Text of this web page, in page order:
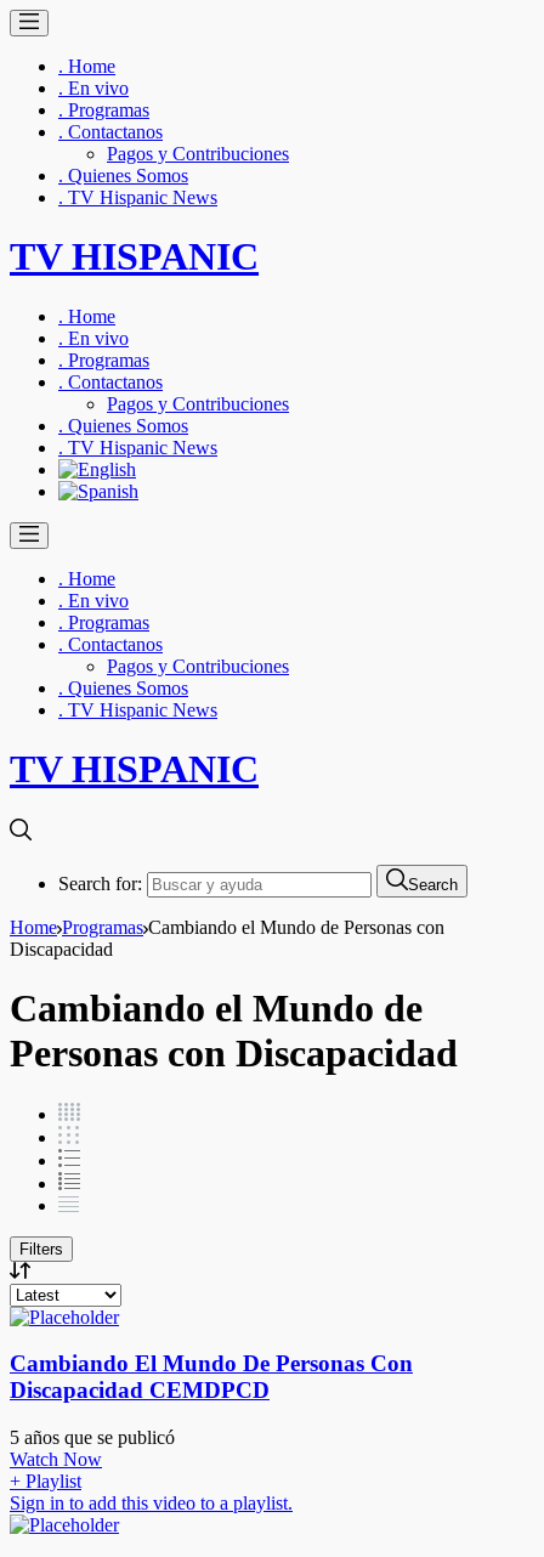
. Home
. En vivo
. Programas
. Contactanos
Pagos y Contribuciones
. Quienes Somos
. TV Hispanic News
TV HISPANIC
. Home
. En vivo
. Programas
. Contactanos
Pagos y Contribuciones
. Quienes Somos
. TV Hispanic News
. Home
. En vivo
. Programas
. Contactanos
Pagos y Contribuciones
. Quienes Somos
. TV Hispanic News
TV HISPANIC
Search for: Search
Home Programas Cambiando el Mundo de Personas con
Discapacidad
Cambiando el Mundo de
Personas con Discapacidad
Filters
Cambiando El Mundo De Personas Con
Discapacidad CEMDPCD
5 años que se publicó
Watch Now
+ Playlist
Sign in to add this video to a playlist.